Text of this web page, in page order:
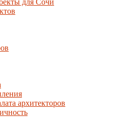
для Сочи
архитекторов